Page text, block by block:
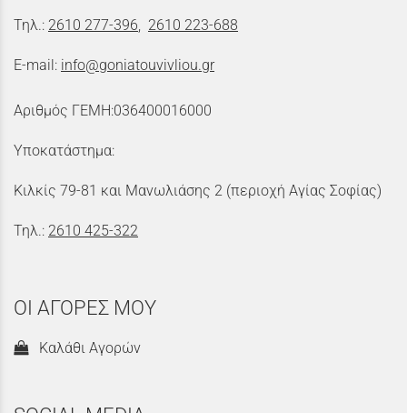
Τηλ.: 2610 277-396 2610 223-688
E-mail: info@goniatouvivliou.gr
Αριθμός ΓΕΜΗ:036400016000
Υποκατάστημα:
Κιλκίς 79-81 και Μανωλιάσης 2 (περιοχή Αγίας Σοφίας)
Τηλ.: 2610 425-322
ΟΙ ΑΓΟΡΕΣ ΜΟΥ
Καλάθι Αγορών